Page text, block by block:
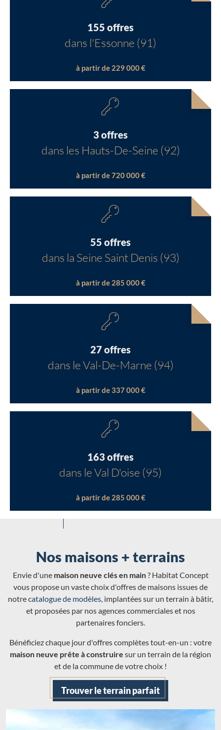
155 offres
dans l'Essonne (91)
à partir de 229 000 €
3 offres
dans les Hauts-De-Seine (92)
à partir de 720 000 €
55 offres
dans la Seine Saint Denis (93)
à partir de 285 000 €
27 offres
dans le Val-De-Marne (94)
à partir de 337 000 €
163 offres
dans le Val D'oise (95)
à partir de 285 000 €
Nos maisons + terrains
Envie d'une maison neuve clés en main? Habitat Concept
vous propose un vaste choix d'offres de maisons issues de
notrecatalogue de modèles, implantées sur un terrain à bâtir,
et proposées par nos agences commerciales et nos
partenaires fonciers.
Bénéficiez chaque jour d'offres complètes tout-en-un : votre
maison neuve prête à construire sur un terrain de la région
et de la commune de votre choix !
Trouver le terrain parfait